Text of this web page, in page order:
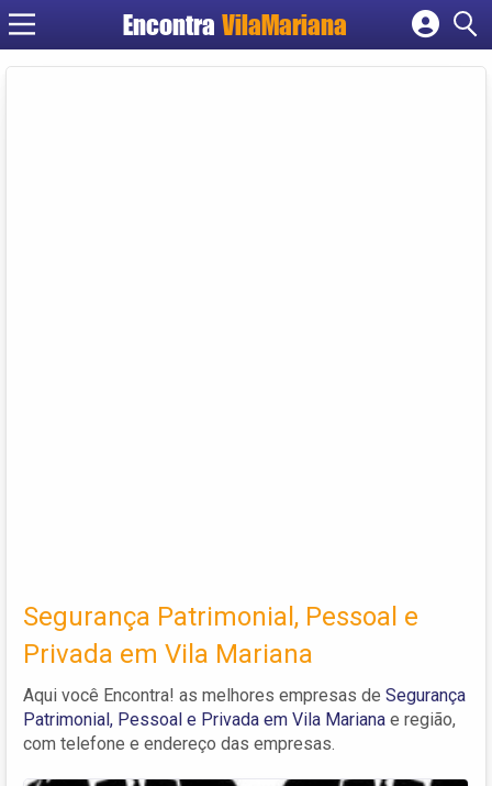
EncontraVilaMariana
Cadastrar empresa
Segurança Patrimonial, Pessoal e
Privada em Vila Mariana
Aqui você Encontra! as melhores empresas de Segurança
Patrimonial, Pessoal e Privada em Vila Mariana e região,
com telefone e endereço das empresas.